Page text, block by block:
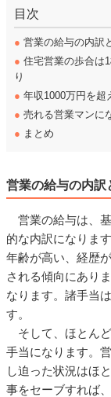
目次
● 営業の給与の内訳
● 住宅営業の歩合は
り
● 年収1000万円を超
● 売れる営業マンに
● まとめ
営業の給与の内訳
営業の給与は、
的な内訳になりま
年齢が高い、経歴
される傾向にあり
なります。諸手当
す。
そして、ほとん
手当になります。
し迫った状況はほ
事をセーブすれば